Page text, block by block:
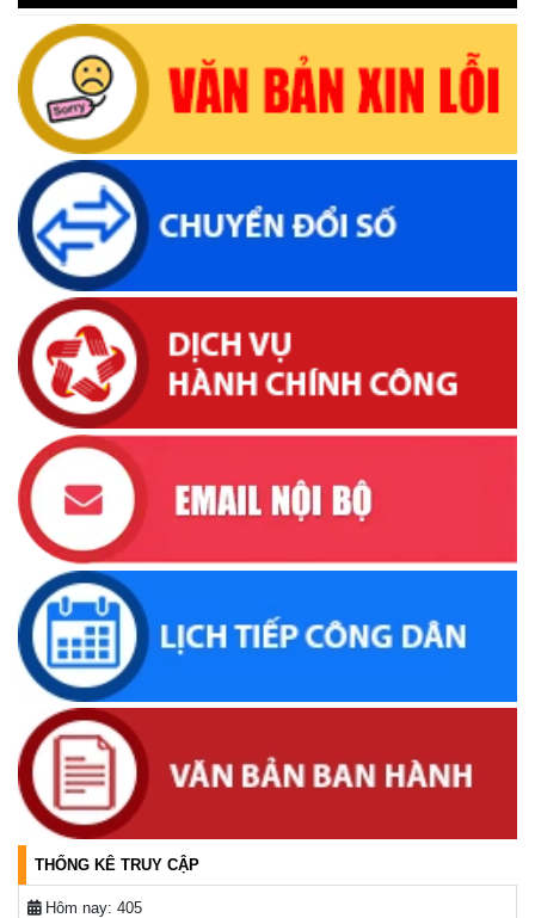
Thông báo về việc bán tài sản là tang vật, phương tiện vi
phạm hành chính bị tịch thu sung công quỹ Nhà nước
(10/06/2026, 16:26)
Lịch tiếp công dân định kỳ của Thường trực HĐND xã tháng
05 năm 2026
(22/05/2026, 16:40)
Lịch tiếp công dân của Chủ tịch UBND xã Krông Bông trong
tháng 05/2026
(26/05/2026, 15:43)
Lịch tiếp công dân định kỳ của Chủ tịch Ủy ban nhân dân xã
Krông Bông tháng 04 năm 2026
(16/04/2026, 17:00)
UBND xã thông báo tìm đối tượng, chủ sở hữu tang vật,
phương tiện liên quan đến vụ việc khai thác cát trái phép
(31/03/2026, 16:52)
Thông báo về việc tìm chủ sở hữu, người quản lý hợp pháp
đối với động vật đi lạc
(19/03/2026, 16:51)
Lịch tiếp công dân của Chủ tịch UBND xã trong tháng
03/2026
(04/03/2026, 16:50)
THỐNG KÊ TRUY CẬP
Hôm nay: 405